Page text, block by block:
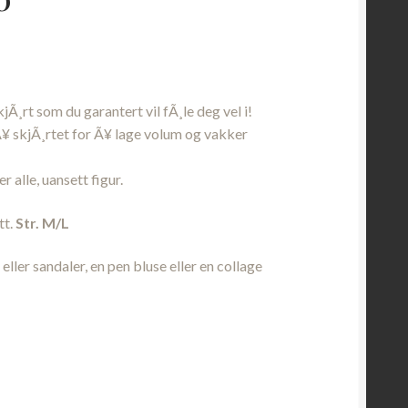
som du garantert vil fÃ¸le deg vel i!
skjÃ¸rtet for Ã¥ lage volum og vakker
alle, uansett figur.
Str. M/L
sandaler, en pen bluse eller en collage